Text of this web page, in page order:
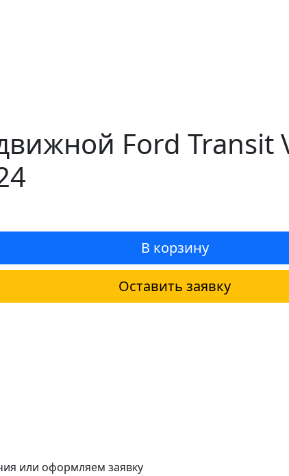
Ford Transit
В корзину
Оставить заявку
или оформляем заявку